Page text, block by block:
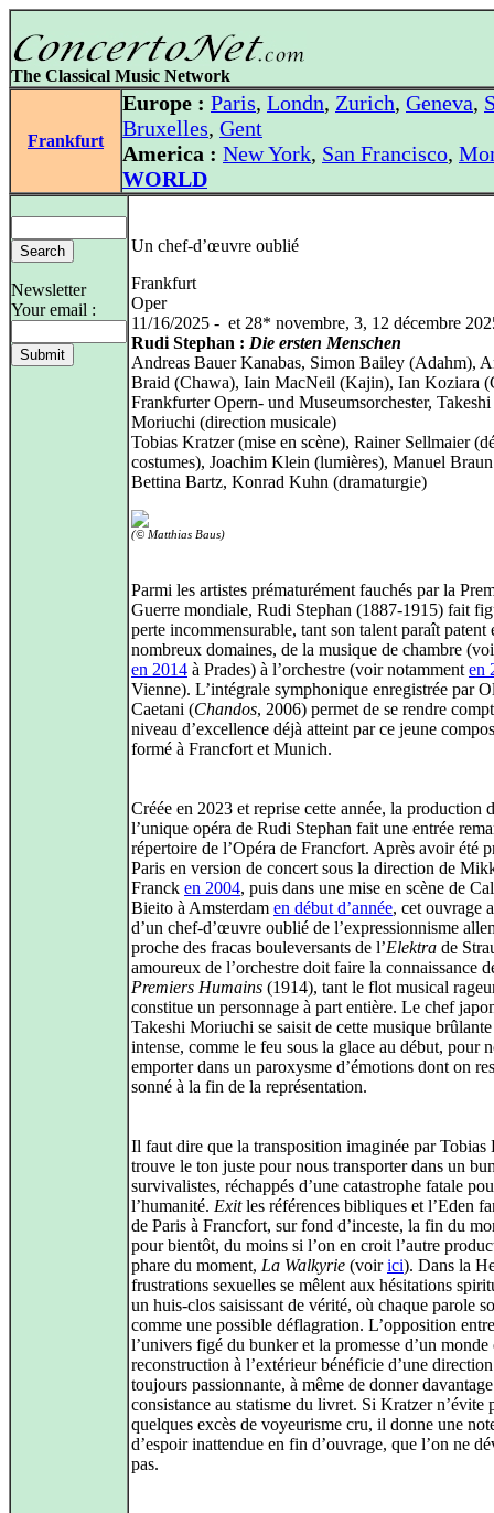
The Classical Music Network
Frankfurt
Europe : Paris, Londn, Zurich, Geneva,
Bruxelles, Gent
America : New York, San Francisco,
WORLD
Newsletter
Your email :
Un chef-d’œuvre oublié
Frankfurt
Oper
11/16/2025 - et 28* novembre, 3, 12 décembre
Rudi Stephan : Die ersten Menschen
Andreas Bauer Kanabas, Simon Bailey (Adahm),
Braid (Chawa), Iain MacNeil (Kajin), Ian Koziara
Frankfurter Opern- und Museumsorchester, Takeshi
Moriuchi (direction musicale)
Tobias Kratzer (mise en scène), Rainer Sellmaier
costumes), Joachim Klein (lumières), Manuel
Bettina Bartz, Konrad Kuhn (dramaturgie)
(© Matthias Baus)
Parmi les artistes prématurément fauchés par la
Guerre mondiale, Rudi Stephan (1887‑1915) fait
perte incommensurable, tant son talent paraît patent
nombreux domaines, de la musique de chambre
en 2014 à Prades) à l’orchestre (voir notamment en
Vienne). L’intégrale symphonique enregistrée par
Caetani (Chandos, 2006) permet de se rendre
niveau d’excellence déjà atteint par ce jeune
formé à Francfort et Munich.
Créée en 2023 et reprise cette année, la production
l’unique opéra de Rudi Stephan fait une entrée
répertoire de l’Opéra de Francfort. Après avoir été
Paris en version de concert sous la direction de
Franck en 2004, puis dans une mise en scène de
Bieito à Amsterdam en début d’année, cet ouvrage
d’un chef‑d’œuvre oublié de l’expressionnisme
proche des fracas bouleversants de l’Elektra de
amoureux de l’orchestre doit faire la connaissance
Premiers Humains (1914), tant le flot musical
constitue un personnage à part entière. Le chef
Takeshi Moriuchi se saisit de cette musique
intense, comme le feu sous la glace au début, pour
emporter dans un paroxysme d’émotions dont on
sonné à la fin de la représentation.
Il faut dire que la transposition imaginée par Tobias
trouve le ton juste pour nous transporter dans un
survivalistes, réchappés d’une catastrophe fatale
l’humanité. Exitles références bibliques et l’Eden
de Paris à Francfort, sur fond d’inceste, la fin du
pour bientôt, du moins si l’on en croit l’autre
phare du moment, La Walkyrie (voirici). Dans la
frustrations sexuelles se mêlent aux hésitations
un huis‑clos saisissant de vérité, où chaque parole
comme une possible déflagration. L’opposition entre
l’univers figé du bunker et la promesse d’un monde
reconstruction à l’extérieur bénéficie d’une
toujours passionnante, à même de donner
consistance au statisme du livret. Si Kratzer n’évite
quelques excès de voyeurisme cru, il donne une
d’espoir inattendue en fin d’ouvrage, que l’on ne
pas.